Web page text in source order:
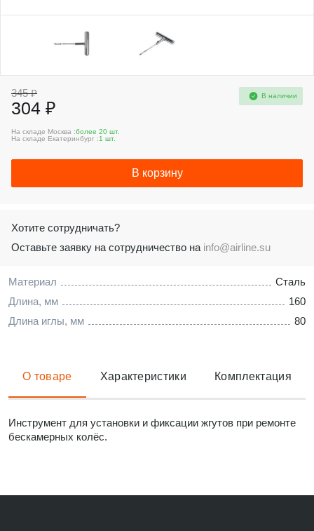
Материал
Сталь
Длина, мм
160
Длина иглы, мм
80
345 ₽
304 ₽
В наличии
На складе Москва :более 20 шт.
На складе Екатеринбург :1 шт.
В корзину
Хотите сотрудничать?
Оставьте заявку на сотрудничество на info@airline.su
О товаре Характеристики Комплектация
Инструмент для установки и фиксации жгутов при ремонте
бескамерных колёс.